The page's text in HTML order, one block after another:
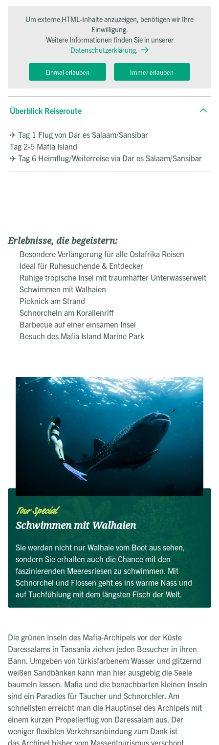
Um externe HTML-Inhalte anzuzeigen, benötigen wir Ihre
Einwilligung.
Weitere Informationen finden Sie in unserer
Datenschutzerklärung.
Einmal erlauben Immer erlauben
Überblick Reiseroute
✈ Tag 1 Flug von Dar es Salaam/Sansibar
Tag 2-5 Mafia Island
✈ Tag 6 Heimflug/Weiterreise via Dar es Salaam/Sansibar
Erlebnisse, die begeistern:
Besondere Verlängerung für alle Ostafrika Reisen
Ideal für Ruhesuchende & Entdecker
Ruhige tropische Insel mit traumhafter Unterwasserwelt
Schwimmen mit Walhaien
Picknick am Strand
Schnorcheln am Korallenriff
Barbecue auf einer einsamen Insel
Besuch des Mafia Island Marine Park
Tour Special
Schwimmen mit Walhaien
Sie werden nicht nur Walhaie vom Boot aus sehen,
sondern Sie erhalten auch die Chance mit den
faszinierenden Meeresriesen zu schwimmen. Mit
Schnorchel und Flossen geht es ins warme Nass und
auf Tuchfühlung mit dem längsten Fisch der Welt.
Die grünen Inseln des Mafia-Archipels vor der Küste
Daressalams in Tansania ziehen jeden Besucher in ihren
Bann. Umgeben von türkisfarbenem Wasser und glitzernd
weißen Sandbänken kann man hier ausgiebig die Seele
baumeln lassen. Mafia und die benachbarten kleinen Inseln
sind ein Paradies für Taucher und Schnorchler. Am
schnellsten erreicht man die Hauptinsel des Archipels mit
einem kurzen Propellerflug von Daressalam aus. Der
weniger flexiblen Verkehrsanbindung zum Dank ist
das Archipel bisher vom Massentourismus verschont